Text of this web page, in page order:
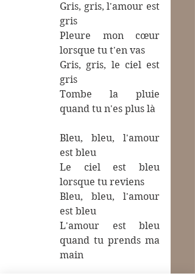
Gris, gris, l'amour est
gris
Pleure mon cœur
lorsque tu t'en vas
Gris, gris, le ciel est
gris
Tombe la pluie
quand tu n'es plus là
Bleu, bleu, l'amour
est bleu
Le ciel est bleu
lorsque tu reviens
Bleu, bleu, l'amour
est bleu
L'amour est bleu
quand tu prends ma
main